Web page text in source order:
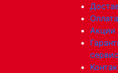
Оплата
Акции
сервис